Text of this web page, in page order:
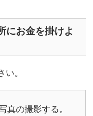
にお金を掛けよ
。
真の撮影する。